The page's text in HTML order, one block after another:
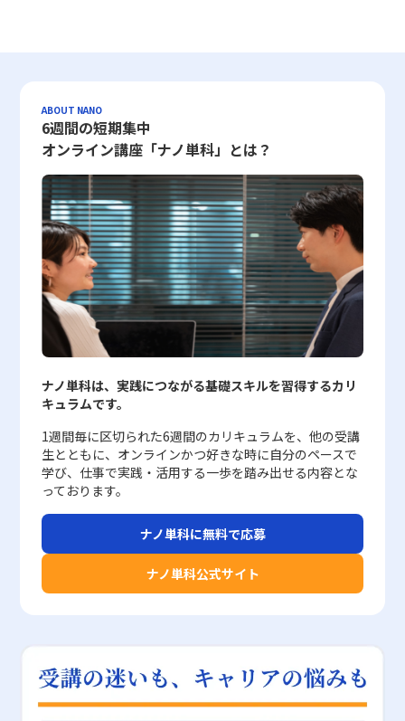
じて、企業の継続的成長に寄与する重要な営業手法です。マーケテ
ィングが構築する売れる仕組みと並行して、現場での柔軟な対応と
高度な提案力が求められるセリングは、現代のビジネス環境におい
て極めて重要な役割を担っています。 特に、20代の若手ビジネス
マンにとっては、単なる商品知識にとどまらず、顧客の潜在ニーズ
を探り、課題発見力やヒアリング力、ロジカルシンキングといった
基礎スキルを磨くことが、今後のキャリア形成において大きな武器
となるでしょう。さらに、部門間の連携やナレッジ共有を通じて、
常に最新の市場動向や競合情報を取り入れる姿勢は、個々の営業力
の向上のみならず、組織全体の成長にも直結します。 今後、企業
が直面する市場環境はますます厳しくなることが予想される中で、
セリングとマーケティングの双方を効果的に活用することが、唯一
の競争優位性となることは明白です。そのため、若手ビジネスマン
は、実践的な営業スキルの向上とともに、マーケティングの戦略的
スを大きく飛躍させるチャンスを掴むことができるのです。企業全
体としても、セリングに必要な支援体制の整備や、継続的な研修プ
ると考えられます。 以上のように、セリングは単なる売り込み活
動ではなく、顧客の声に耳を傾けながら、戦略的かつ総合的な提案
を行う高度なビジネススキルとして位置づけられます。各企業が短
に、セリングは不可欠な要素となっているのです。そのため、これ
からのビジネスパーソンは、日々の業務の中でセリングの各プロセ
スを意識的に実践するとともに、自己研鑽を怠らず、組織全体で知
識と経験を共有することが求められます。 最終的には、セリング
という実践的な営業手法が、企業の成長や市場での競争優位性を確
る重要な要素となります
Proposition）を明確化することが求められます。 このためには、
企業の持つ技術やノウハウ、デザイン、さらにはブランドストーリ
ーを効果的に市場に伝える施策が不可欠です。 具体的には、プロ
モーション活動やオンラインマーケティング、展示会などを通じ
て、消費者に対して自社の製品が持つ独自性を積極的にアピールす
ることが挙げられます。 第二に、顧客体験の向上に直結するデジ
タルツールやCRMシステムの活用が重要となります。 顧客の購買
行動やアクセスデータをもとに、個々のニーズに応じたカスタマイ
ズを施す取り組みが、製品の付加価値を高める一助となります。
また、オンライン上でのフィードバック収集や、SNSを活用したコ
ミュニケーションは、顧客との関係性を強化し、市場の変化に迅速
に対応するための貴重な情報源となります。 第三に、営業戦略の
見直しと最適化が求められます。 ターゲット顧客の再選定や、営
業プロセスにおける各ステップの効率化は、企業全体の競争力強化
パイプライン管理の徹底、さらには営業担当者への定期的なトレー
ニングと評価制度の導入が有効です。 以上のような取り組みを総
合的に実施することで、企業は単なる価格競争に陥ることなく、顧
客に対して独自の価値を提供し続けることが可能となります。 ま
とめ 市場の成熟と共に、商品やサービスのコモディティ化は多く
の企業にとって避けては通れない課題です。 しかし、その危機を
点が求められます。 まず、製品やサービスの独自性を高めるため
の技術革新、デザインの刷新、ブランド戦略の再構築が不可欠で
す。 また、顧客体験の向上を実現するためには、最新のデジタル
ツールを活用し、顧客のニーズや市場動向をリアルタイムに把握す
る仕組みが重要となります。 さらに、営業戦略の見直しとプロセ
例に見られるように、企業は徹底した差別化戦略と顧客中心の経営
を実践することで、激化する市場環境においても競争力を維持でき
るのです。 今後も変動する市場環境を踏まえ、常に進化し続ける
削減と業務プロセスの効率化を実現するためのソリューションとし
て注目されており、専門家のサポートを受けながら戦略を実行に移
す一助となる。このように、販促戦略は多面的な視野から緻密な計
画と実践を通じて、企業の成長を促進する重要な取り組みとして位
置付けられている。 販促戦略の注意点 効果的な販促戦略を展開す
るためには、いくつかの注意点を十分に理解し、実践に落とし込む
ことが不可欠である。第一に、市場や消費者のニーズを事前に徹底
的に分析することが求められる。情報量が飛躍的に増加している現
代において、単一のデータに頼るのではなく、複数の視点から消費
者行動を読み解く必要がある。市場環境は常に動的であり、季節変
動や突発的なトレンドの変化に対応できる柔軟性が戦略には求めら
れる。また、消費者の生の声を定期的に収集するプロセスが、戦略
の実効性を担保するうえで非常に重要である。アンケート調査、オ
ンラインレビュー、SNS上でのフィードバックなど、様々な手法を
要とされているかを把握することが不可欠である。特に、若年層を
中心としたターゲット層に向けた販促戦略では、彼らの生活様式や
価値観を正確に捉えることが成功の鍵となる。第二に、販促施策に
かかるコスト管理が極めて重要となる。過度のコスト削減や、逆に
無計画な投資は、期待した費用対効果を達成できないリスクを伴
う。戦略立案段階で、具体的な予算配分やROI（投資対効果）のシ
施する必要がある。特に初期段階では、外部の専門家やサービスを
活用して、専門的な知見に基づいた費用対効果の検証を行うことが
推奨される。第三に、販促戦略の実施には、綿密なスケジュール管
理が要求される。短期的なキャンペーンと中長期的なブランディン
るフレームワークの適用も慎重に行う必要がある。STP分析や
ガティブな連想が生じた場合、ブランドとしての価値が大きく損な
われる恐れがあります。 次に、ブランディング戦略においては、
一貫性の保持が非常に重要です。企業は広告、パッケージデザイ
ン、Webデザイン、プロダクトデザインなどの各要素において、統
一されたメッセージとビジュアルアイデンティティを維持する必要
があります。これにより、消費者はブランドに関する情報を正確に
把握し、強固な連想を形成することが可能となります。 また、ブ
ランド連想を形成する過程においては、時間と継続的な努力が求め
られます。短期間で急激にブランド認知を向上させるためのプロモ
ーションは、一過性の効果に終始してしまう場合があるため、長期
的な視点に立った戦略が必要です。広告やキャンペーンを通じて、
一貫して企業の価値や理念、そして独自の魅力を伝えることが、消
費者の記憶に確実に刻まれる鍵となります。 また、オンライン環
境の発展により、SNSやWebサイト、口コミサイトなどのデジタル
チャネルにおいて、企業が適切な情報発信を行い、消費者との信頼
関係を築くことは、ブランド連想の強化に直結します。一方で、情
分に留意し、リスク管理や迅速な対応策の整備が求められます。
さらに、ブランド連想の形成は、企業内外のステークホルダーとの
連携を欠かせないプロセスでもあります。例えば、販売チャネル、
ど、さまざまな関係者が連動して取り組むことにより、より強固な
ブランド連想が実現されるのです。このような多角的なアプローチ
を通じて、ブランドに対する一貫した認識と信頼感を市場全体に浸
透させることが極めて重要となります。 加えて、ブランド連想の
成功事例からも明らかなように、戦略的なブランド構築は、企業の
ため、各施策の実施に際しては、ターゲット層のニーズや市場の変
化を的確に捉える努力が求められます。 まとめ 以上、ブランド連
想のメリットとその構築ステップについて概説してきました。ブラ
的にこの指標を活用することが求められる。特に、価格設定の段階
では自社商品だけでなく、競合他社の価格設定や市場動向も併せて
分析することで、より精度の高い戦略が構築可能となる。 価格弾
力性の注意点 価格弾力性の概念を正確に理解し、活用する際には
いくつかの注意点が存在する。まず第一に、弾力性の算出には基礎
となる十分なデータが必要であり、短期間のみに依存した計測は誤
差を引き起こす可能性がある。市場の動向は季節性、消費者嗜好の
変化、外部環境の影響など複数の要因に左右されるため、長期的な
データや複数シナリオに基づく分析が推奨される。 また、価格弾
力性の高い商品やサービスでは、価格変更による需要の変化が予想
以上に大きくなることがあるため、無計画な値下げは利益を著しく
圧迫する恐れがある。例えば、価格弾力性が高いカテゴリにおいて
は、消費者が慎重に購入を検討する傾向があるため、値下げキャン
ペーンを実施する際には、利益率と広告・プロモーション費のバラ
品に対しては、値上げを行っても需要が大きく減退しないことか
ら、企業戦略上の価格改定が容易である一方、過剰な値上げはブラ
ンドイメージや顧客満足度に悪影響を及ぼす可能性がある。 さら
に、企業が価格弾力性を活用する際は、市場全体の需給バランスや
外部要因（原材料の高騰、自然災害、国際情勢の変動など）を慎重
に考慮する必要がある。これらの外部要因により、商品の販売数量
って戦略を判断すると、誤った結論に至る恐れがある。そのため、
長期的な視点から需要の変化を継続的にモニタリングし、市場状況
に柔軟に対応する姿勢が求められる。 また、業界ごとに存在する
特有の市場環境にも留意が必要である。例として、生活必需品や日
用品といった価格弾力性が低い商品群では、消費者の行動はかなり
ンペーンの効果や市場の反応を事前に十分にシミュレーションし、
リスク管理を徹底する必要がある。 特に、既存商品の価格見直し
や新商品の市場投入を検討する際には、企業内部での価格弾力性の
カテゴリーを軸に検討が行われる。 ペイドメディアとは、企業が
費用を支払い広告を掲載する従来型のメディアであり、テレビ、ラ
ジオ、新聞、Web広告、SNS広告などが挙げられる。対して、オウ
ンドメディアは自社が所有し運営するWebサイトやSNS、ECサイ
トなどであり、ブランドイメージの構築に有効で、長期的な信頼性
を育む手法として重要視される。加えて、アーンドメディアは第三
者の口コミやSNS上での自然な情報拡散を意味し、広告費用が抑制
される一方、口コミ効果による波及効果を期待できる。 また、ク
リエイティブ戦略においては、ターゲットに対して明確なメッセー
ジを届けるために、広告のコンセプト、デザイン、コピーライティ
ングといった創造的な要素を重視する。ターゲット分析を徹底する
ことで、消費者の心理や購買行動に即した訴求ポイントが浮かび上
がり、結果として広告の効果を高めることが可能となる。 さら
に、広告戦略はマーケティング全般の一部として位置付けられる。
し、商品やサービスの認知拡大、ブランド価値の向上、直接的な売
上向上に大きく貢献する。マーケティングにおける4P（Product,
Price, Promotion, Place）の中で、特にプロモーションに関する部
分が広告戦略の要となる。 広告戦略の注意点 広告戦略を策定し、
実行する際にはいくつかの注意点が存在する。まず、広告そのもの
を「目的」と誤認しがちである点に留意しなければならない。広告
品やサービスの価値を適切に伝えるためのプロセスであるため、広
告出稿そのものが最終目的となってはならない。 また、広告戦略
を策定する際には、戦略の基礎となる目的や予算の明確化が最優先
される。目的を定めるためには、3C分析やSWOT分析、STP分析と
ップの作成を推奨する。カスタマージャーニーマップを活用するこ
ABOUT NANO
6週間の短期集中
オンライン講座「ナノ単科」とは？
ナノ単科は、実践につながる基礎スキルを習得するカリ
キュラムです。
1週間毎に区切られた6週間のカリキュラムを、他の受講
生とともに、オンラインかつ好きな時に自分のペースで
学び、仕事で実践・活用する一歩を踏み出せる内容とな
っております。
ナノ単科に無料で応募
ナノ単科公式サイト